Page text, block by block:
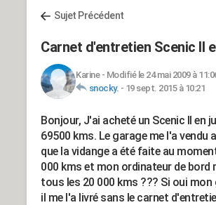
Sujet Précédent
Carnet d'entretien Scenic II
Karine- Modifié le 24 mai 2009 à
snocky. - 19 sept. 2015 à 10:21
Bonjour, J'ai acheté un Scenic II en
69500 kms. Le garage me l'a vendu
que la vidange a été faite au
000 kms et mon ordinateur de bord
tous les 20 000 kms ??? Si oui
il me l'a livré sans le carnet